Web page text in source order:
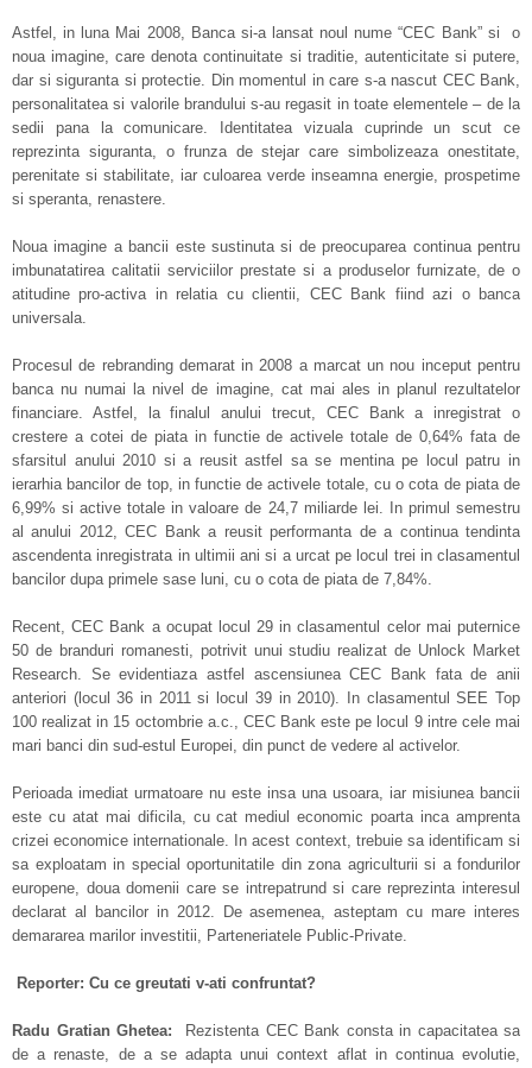
Astfel, in luna Mai 2008, Banca si-a lansat noul nume “CEC Bank” si o
noua imagine, care denota continuitate si traditie, autenticitate si putere,
dar si siguranta si protectie. Din momentul in care s-a nascut CEC Bank,
personalitatea si valorile brandului s-au regasit in toate elementele – de la
sedii pana la comunicare. Identitatea vizuala cuprinde un scut ce
reprezinta siguranta, o frunza de stejar care simbolizeaza onestitate,
perenitate si stabilitate, iar culoarea verde inseamna energie, prospetime
si speranta, renastere.
Noua imagine a bancii este sustinuta si de preocuparea continua pentru
imbunatatirea calitatii serviciilor prestate si a produselor furnizate, de o
atitudine pro-activa in relatia cu clientii, CEC Bank fiind azi o banca
universala.
Procesul de rebranding demarat in 2008 a marcat un nou inceput pentru
banca nu numai la nivel de imagine, cat mai ales in planul rezultatelor
financiare. Astfel, la finalul anului trecut, CEC Bank a inregistrat o
crestere a cotei de piata in functie de activele totale de 0,64% fata de
sfarsitul anului 2010 si a reusit astfel sa se mentina pe locul patru in
ierarhia bancilor de top, in functie de activele totale, cu o cota de piata de
6,99% si active totale in valoare de 24,7 miliarde lei. In primul semestru
al anului 2012, CEC Bank a reusit performanta de a continua tendinta
ascendenta inregistrata in ultimii ani si a urcat pe locul trei in clasamentul
bancilor dupa primele sase luni, cu o cota de piata de 7,84%.
Recent, CEC Bank a ocupat locul 29 in clasamentul celor mai puternice
50 de branduri romanesti, potrivit unui studiu realizat de Unlock Market
Research. Se evidentiaza astfel ascensiunea CEC Bank fata de anii
anteriori (locul 36 in 2011 si locul 39 in 2010). In clasamentul SEE Top
100 realizat in 15 octombrie a.c., CEC Bank este pe locul 9 intre cele mai
mari banci din sud-estul Europei, din punct de vedere al activelor.
Perioada imediat urmatoare nu este insa una usoara, iar misiunea bancii
este cu atat mai dificila, cu cat mediul economic poarta inca amprenta
crizei economice internationale. In acest context, trebuie sa identificam si
sa exploatam in special oportunitatile din zona agriculturii si a fondurilor
europene, doua domenii care se intrepatrund si care reprezinta interesul
declarat al bancilor in 2012. De asemenea, asteptam cu mare interes
demararea marilor investitii, Parteneriatele Public-Private.
Reporter: Cu ce greutati v-ati confruntat?
Radu Gratian Ghetea:
Rezistenta CEC Bank consta in capacitatea sa
de a renaste, de a se adapta unui context aflat in continua evolutie,